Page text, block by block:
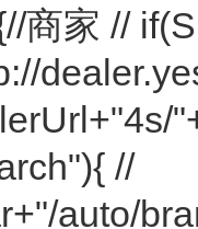
商家 //
//
auto/